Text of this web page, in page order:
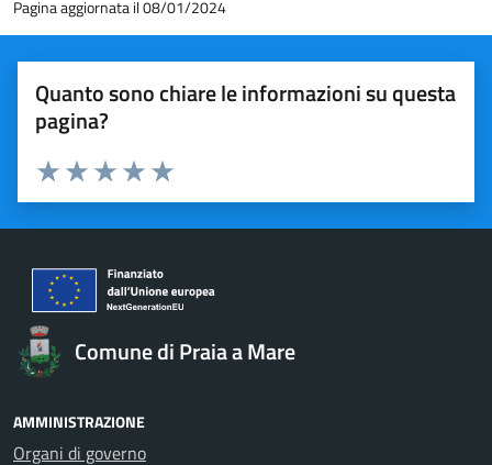
Pagina aggiornata il 08/01/2024
Quanto sono chiare le informazioni su questa
pagina?
Valuta 5 stelle su 5
Valuta 4 stelle su 5
Valuta 3 stelle su 5
Valuta 2 stelle su 5
Valuta 1 stelle su 5
Comune di Praia a Mare
AMMINISTRAZIONE
Organi di governo